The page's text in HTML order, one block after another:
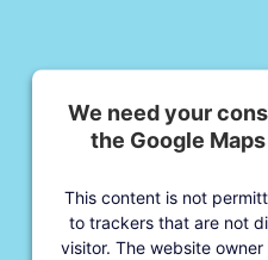
We need your
the Google
This content is not
to trackers that are not
visitor. The website